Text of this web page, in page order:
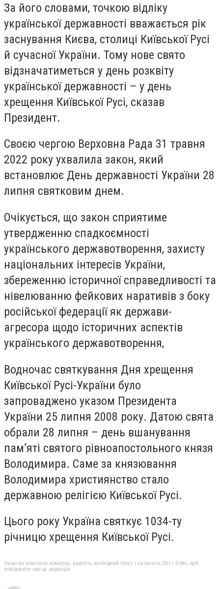
За його словами, точкою відліку
української державності вважається рік
заснування Києва, столиці Київської Русі
й сучасної України. Тому нове свято
відзначатиметься у день розквіту
української державності – у день
хрещення Київської Русі, сказав
Президент.
Своєю чергою Верховна Рада 31 травня
2022 року ухвалила закон, який
встановлює День державності України 28
липня святковим днем.
Очікується, що закон сприятиме
утвердженню спадкоємності
українського державотворення, захисту
національних інтересів України,
збереженню історичної справедливості та
нівелюванню фейкових наративів з боку
російської федерації як держави-
агресора щодо історичних аспектів
українського державотворення,
Водночас святкування Дня хрещення
Київської Русі-України було
запроваджено указом Президента
України 25 липня 2008 року. Датою свята
обрали 28 липня – день вшанування
пам’яті святого рівноапостольного князя
Володимира. Саме за князювання
Володимира християнство стало
державною релігією Київської Русі.
Цього року Україна святкує 1034-ту
річницю хрещення Київської Русі.
Якщо ви помітили помилку, виділіть необхідний текст і натисніть Ctrl + Enter, щоб
повідомити про це редакцію